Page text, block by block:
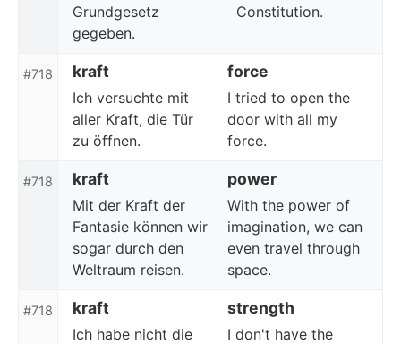
Grundgesetz
gegeben.
Constitution.
#718 kraft force
Ich versuchte mit
aller Kraft, die Tür
zu öffnen.
I tried to open the
door with all my
force.
#718 kraft power
Mit der Kraft der
Fantasie können wir
sogar durch den
Weltraum reisen.
With the power of
imagination, we can
even travel through
space.
#718 kraft strength
Ich habe nicht die
I don't have the